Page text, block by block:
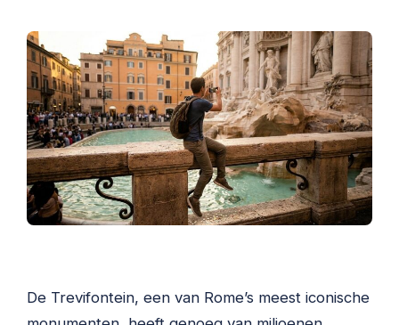
De Trevifontein, een van Rome’s meest iconische